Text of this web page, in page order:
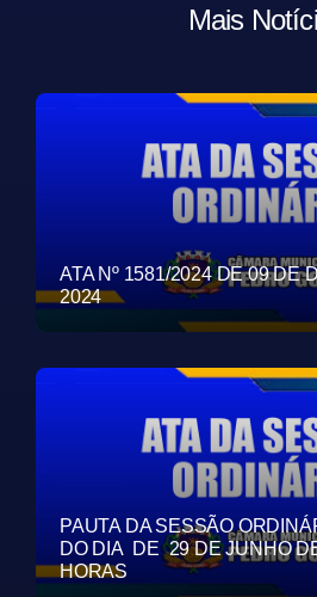
Mais
ATA Nº 1581/2024 DE 09 DE
2024
PAUTA DA SESSÃO
DO DIA DE 29 DE JUNHO
HORAS